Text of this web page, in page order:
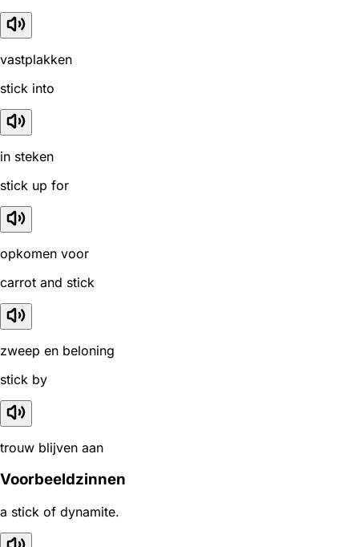
vastplakken
stick into
in steken
stick up for
opkomen voor
carrot and stick
zweep en beloning
stick by
trouw blijven aan
Voorbeeldzinnen
a stick of dynamite.